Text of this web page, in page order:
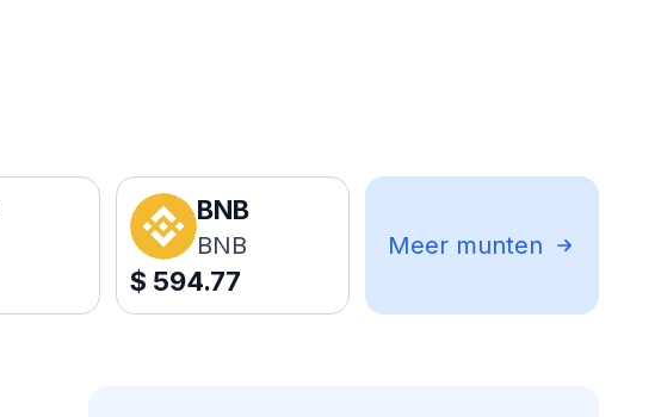
BNB
BNB
$ 594.77
Meer munten